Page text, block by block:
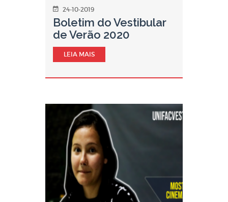
24-10-2019
Boletim do Vestibular
de Verão 2020
LEIA MAIS